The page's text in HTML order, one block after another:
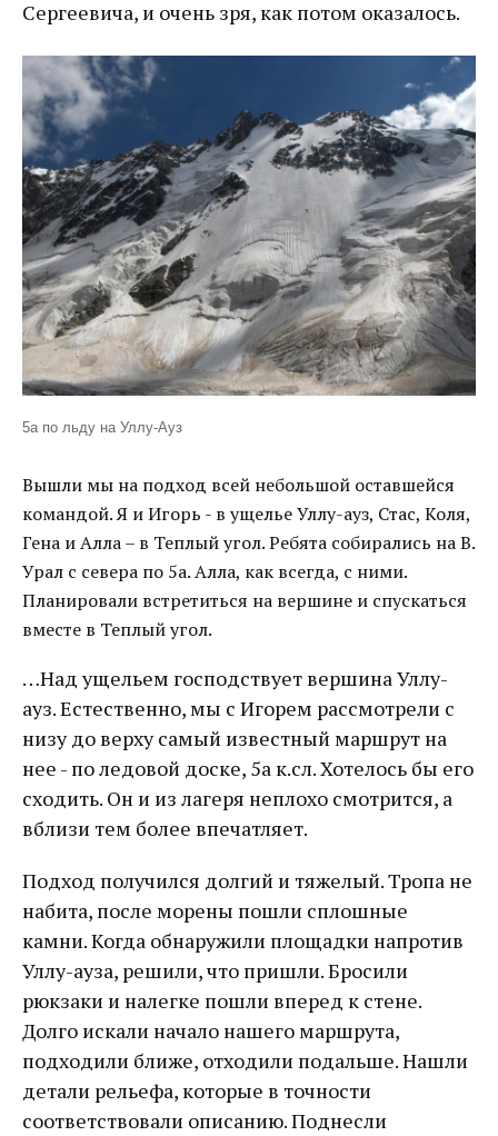
Сергеевича, и очень зря, как потом оказалось.
5а по льду на Уллу-Ауз
Вышли мы на подход всей небольшой оставшейся
командой. Я и Игорь - в ущелье Уллу-ауз, Стас, Коля,
Гена и Алла – в Теплый угол. Ребята собирались на В.
Урал с севера по 5а. Алла, как всегда, с ними.
Планировали встретиться на вершине и спускаться
вместе в Теплый угол.
…Над ущельем господствует вершина Уллу-
ауз. Естественно, мы с Игорем рассмотрели с
низу до верху самый известный маршрут на
нее - по ледовой доске, 5а к.сл. Хотелось бы его
сходить. Он и из лагеря неплохо смотрится, а
вблизи тем более впечатляет.
Подход получился долгий и тяжелый. Тропа не
набита, после морены пошли сплошные
камни. Когда обнаружили площадки напротив
Уллу-ауза, решили, что пришли. Бросили
рюкзаки и налегке пошли вперед к стене.
Долго искали начало нашего маршрута,
подходили ближе, отходили подальше. Нашли
детали рельефа, которые в точности
соответствовали описанию. Поднесли